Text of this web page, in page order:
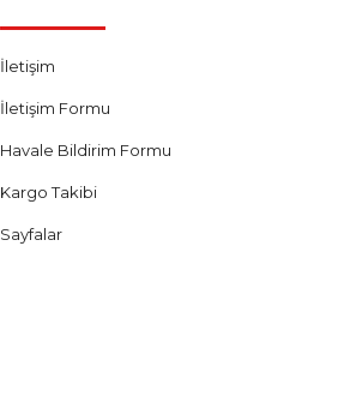
İletişim
İletişim Formu
Havale Bildirim Formu
Kargo Takibi
Sayfalar